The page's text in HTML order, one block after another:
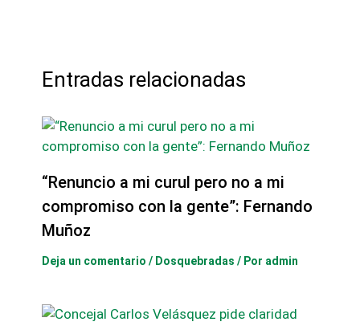
Entradas relacionadas
“Renuncio a mi curul pero no a mi
compromiso con la gente”: Fernando
Muñoz
Deja un comentario / Dosquebradas / Por admin